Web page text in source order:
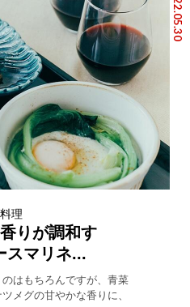
2022.05.30
理
りが調和す
スマリネ...
はもちろんですが、青菜
メグの甘やかな香りに、